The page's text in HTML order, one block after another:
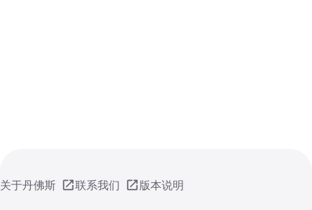
关于丹佛斯 联系我们 版本说明